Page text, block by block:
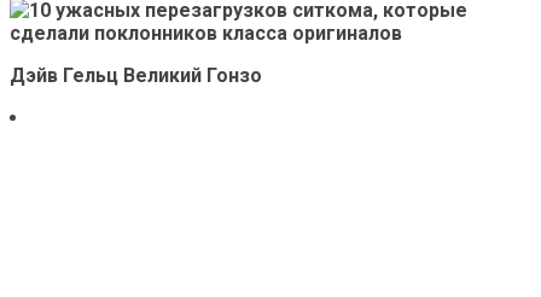
Дэйв Гельц Великий Гонзо